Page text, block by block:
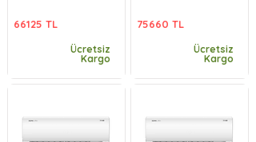
66125 TL
Ücretsiz
Kargo
75660 TL
Ücretsiz
Kargo